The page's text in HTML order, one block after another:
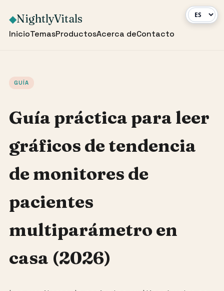
◆NightlyVitals
InicioTemasProductosAcerca deContacto
GUÍA
Guía práctica para leer
gráficos de tendencia
de monitores de
pacientes
multiparámetro en
casa (2026)